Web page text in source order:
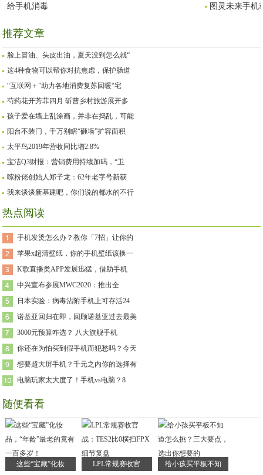
给手机消毒 图灵未来手机
推荐文章
脸上冒油、头皮出油，夏天没到怎么就“
这4种食物可以帮你对抗焦虑，保护肠道
“互联网＋”助力各地消费复苏回暖“宅
芍药花开芳菲四月 斫曹乡村旅游展开多
孩子爱在墙上乱涂画，并非在捣乱，可能
阳台不装门，千万别瞎“砸墙”扩容面积
太平鸟2019年营收同比增2.8%
宝洁Q3财报：营销费用持续加码，“卫
嗦粉佬创始人郑子龙：62年老字号新获
我来谈谈新基建吧，你们说的都水的不行
热点阅读
手机发烫怎么办？教你「7招」让你的
苹果x超清壁纸，你的手机壁纸该换一
K歌直播类APP发展迅猛，借助手机
中兴宣布参展MWC2020：推出全
日本实验：病毒沾附手机上可存活24
诺基亚回归在即，回顾诺基亚过去最美
3000元预算咋选？ 八大旗舰手机
你还在为怕买到假手机而犯愁吗？今天
想要超大屏手机？千元之内你的选择有
电脑玩家太大度了！手机vs电脑？8
随便看看
这些“宝藏”化妆 LPL常规赛收官 给小孩买平板不知